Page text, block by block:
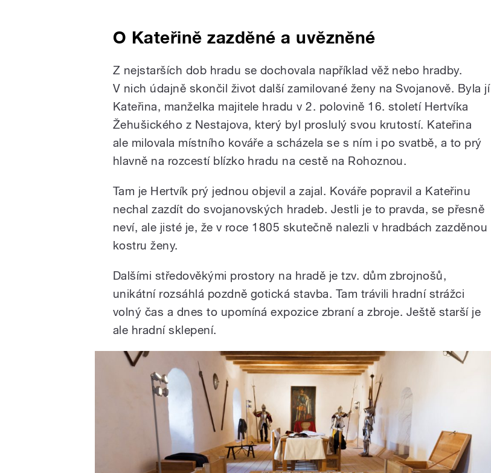
O Kateřině zazděné a uvězněné
Z nejstarších dob hradu se dochovala například věž nebo hradby.
V nich údajně skončil život další zamilované ženy na Svojanově. Byla jí
Kateřina, manželka majitele hradu v 2. polovině 16. století Hertvíka
Žehušického z Nestajova, který byl proslulý svou krutostí. Kateřina
ale milovala místního kováře a scházela se s ním i po svatbě, a to prý
hlavně na rozcestí blízko hradu na cestě na Rohoznou.
Tam je Hertvík prý jednou objevil a zajal. Kováře popravil a Kateřinu
nechal zazdít do svojanovských hradeb. Jestli je to pravda, se přesně
neví, ale jisté je, že v roce 1805 skutečně nalezli v hradbách zazděnou
kostru ženy.
Dalšími středověkými prostory na hradě je tzv. dům zbrojnošů,
unikátní rozsáhlá pozdně gotická stavba. Tam trávili hradní strážci
volný čas a dnes to upomíná expozice zbraní a zbroje. Ještě starší je
ale hradní sklepení.